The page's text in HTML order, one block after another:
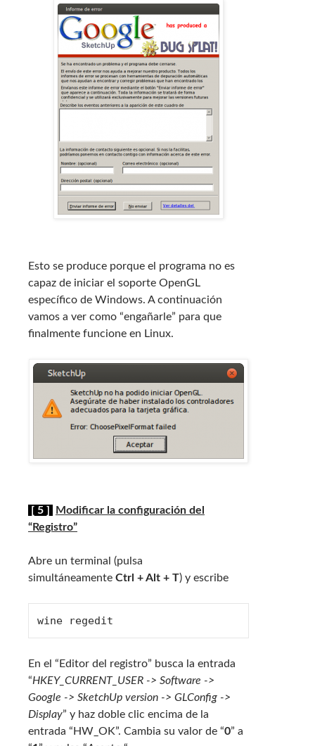
Esto se produce porque el programa no es
capaz de iniciar el soporte OpenGL
específico de Windows. A continuación
vamos a ver como “engañarle” para que
finalmente funcione en Linux.
[ 5 ]
Modificar la configuración del
“Registro”
Abre un terminal (pulsa
simultáneamente Ctrl + Alt + T) y escribe
wine regedit
En el “Editor del registro” busca la entrada
“HKEY_CURRENT_USER -> Software ->
Google -> SketchUp version -> GLConfig ->
Display” y haz doble clic encima de la
entrada “HW_OK”. Cambia su valor de “0” a